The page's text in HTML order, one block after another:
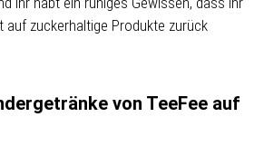
auf zuckerhaltige Produkte zurück
von TeeFee auf